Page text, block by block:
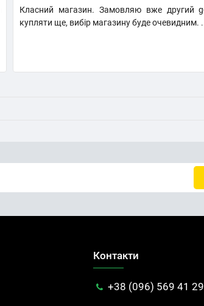
Класний магазин. Замовляю вже другий
купляти ще, вибір магазину буде очевидним.
Контакти
+38 (096) 569 41 29